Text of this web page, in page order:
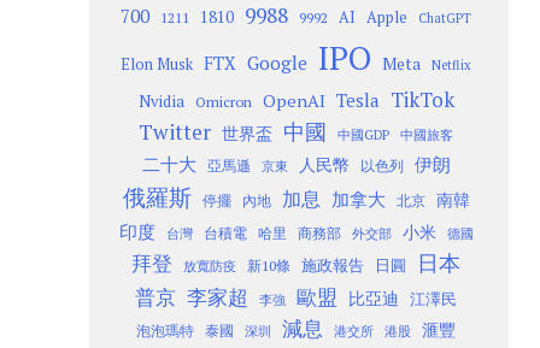
700 1211 1810 9988 9992 AI Apple ChatGPT
Elon Musk FTX Google IPO Meta Netflix
Nvidia Omicron OpenAI Tesla TikTok
Twitter 世界盃 中國 中國GDP 中國旅客
二十大 亞馬遜 京東 人民幣 以色列 伊朗
俄羅斯 停擺 內地 加息 加拿大 北京
南韓
印度
台灣 台積電 哈里 商務部 外交部 小米 德國
拜登 放寬防疫 新10條 施政報告 日圓 日本
普京 李家超 李強 歐盟 比亞迪 江澤民
泡泡瑪特 泰國 深圳 減息 港交所 港股 滙豐